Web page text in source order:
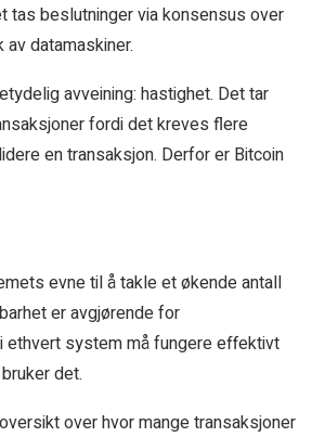
tas beslutninger via konsensus over
datamaskiner.
avveining: hastighet. Det tar
fordi det kreves flere
en transaksjon. Derfor er Bitcoin
evne til å takle et økende antall
er avgjørende for
ethvert system må fungere effektivt
det.
over hvor mange transaksjoner